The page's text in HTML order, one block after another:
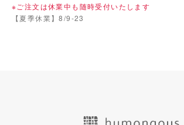
※ご注文は休業中も随時受付いたします
【夏季休業】8/9-23